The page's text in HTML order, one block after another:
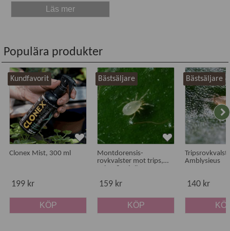
Läs mer
Populära produkter
Kundfavorit
Clonex Mist, 300 ml
199 kr
KÖP
Bästsäljare
Montdorensis-
rovkvalster mot trips,
159 kr
KÖP
Bästsäljare
Amblysieus
140 kr